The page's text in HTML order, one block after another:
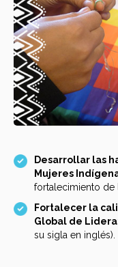
Desarrollar las
Mujeres
fortalecimiento de
Fortalecer la
Global de
su sigla en inglés).